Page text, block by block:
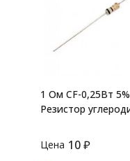
1 Ом CF-0,25Вт
Резистор
Цена 10 ₽